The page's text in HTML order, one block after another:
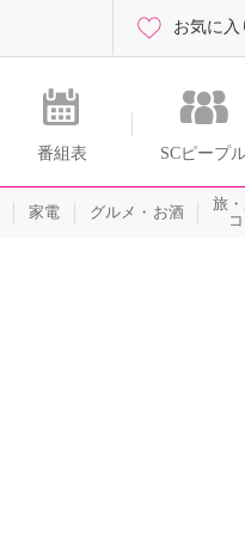
番組表 SCピープ
お気に入
家電 グルメ・お酒
旅